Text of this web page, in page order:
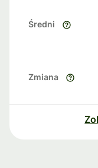
Średni
Zmiana